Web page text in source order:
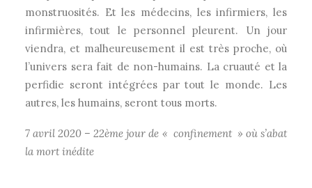
monstruosités. Et les médecins, les infirmiers, les
infirmières, tout le personnel pleurent. Un jour
viendra, et malheureusement il est très proche, où
l’univers sera fait de non-humains. La cruauté et la
perfidie seront intégrées par tout le monde. Les
autres, les humains, seront tous morts.
7 avril 2020 – 22ème jour de « confinement » où s’abat
la mort inédite